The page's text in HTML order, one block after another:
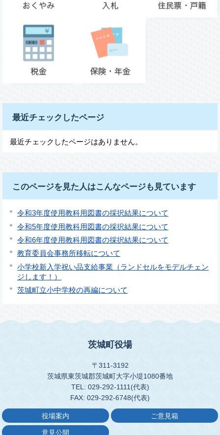
最近チェックしたページ
最近チェックしたページはありません。
このページを見た人はこんなページも見ています
令和3年度使用教科用図書の採択結果について
令和5年度使用教科用図書の採択結果について
令和6年度使用教科用図書の採択結果について
教育委員会事務所移転について
小学校新入学祝い品支給事業（ランドセルをモデルチェン
ジします！）
茨城町立小中学校の再編について
茨城町役場
〒311-3192
茨城県東茨城郡茨城町大字小堤1080番地
TEL: 029-292-1111(代表)
FAX: 029-292-6748(代表)
役場案内 ご意見箱
意見公開